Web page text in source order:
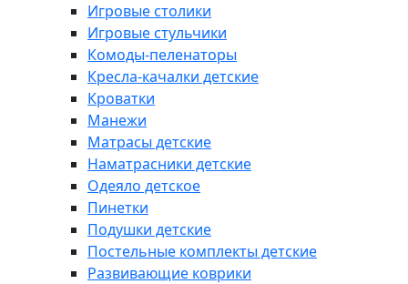
Игровые столики
Игровые стульчики
Комоды-пеленаторы
Кресла-качалки детские
Кроватки
Манежи
Матрасы детские
Наматрасники детские
Одеяло детское
Пинетки
Подушки детские
Постельные комплекты детские
Развивающие коврики